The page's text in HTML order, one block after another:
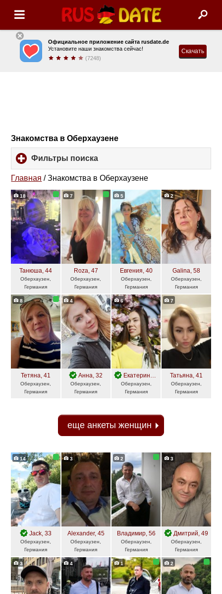
Официальное приложение сайта rusdate.de
Установите наши знакомства сейчас!
(7248)
Скачать
Знакомства в Оберхаузене
Фильтры поиска
to
expand
contents
Главная /Знакомства в Оберхаузене
18
Танюша, 44
Оберхаузен,
Германия
7
Roza, 47
Оберхаузен,
Германия
5
Евгения, 40
Оберхаузен,
Германия
2
Galina, 58
Оберхаузен,
Германия
8
Тетяна, 41
Оберхаузен,
Германия
4
Анна, 32
Оберхаузен,
Германия
6
Екатерина , 32
Оберхаузен,
Германия
7
Татьяна, 41
Оберхаузен,
Германия
еще анкеты женщин
14
Jack, 33
Оберхаузен,
Германия
3
Alexander, 45
Оберхаузен,
Германия
2
Владимир, 56
Оберхаузен,
Германия
3
Дмитрий, 49
Оберхаузен,
Германия
3 4 1 2